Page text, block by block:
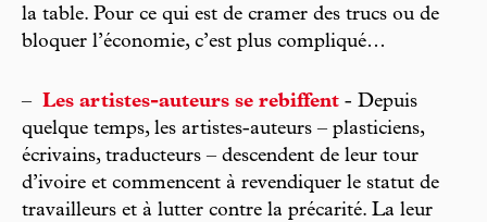
la table. Pour ce qui est de cramer des trucs ou de
bloquer l’économie, c’est plus compliqué…
– Les artistes-auteurs se rebiffent - Depuis
quelque temps, les artistes-auteurs – plasticiens,
écrivains, traducteurs – descendent de leur tour
d’ivoire et commencent à revendiquer le statut de
travailleurs et à lutter contre la précarité. La leur